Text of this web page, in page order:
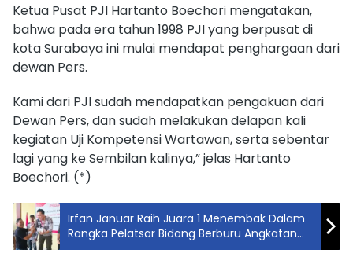
Ketua Pusat PJI Hartanto Boechori mengatakan,
bahwa pada era tahun 1998 PJI yang berpusat di
kota Surabaya ini mulai mendapat penghargaan dari
dewan Pers.
Kami dari PJI sudah mendapatkan pengakuan dari
Dewan Pers, dan sudah melakukan delapan kali
kegiatan Uji Kompetensi Wartawan, serta sebentar
lagi yang ke Sembilan kalinya,” jelas Hartanto
Boechori. (*)
Irfan Januar Raih Juara 1 Menembak Dalam
Rangka Pelatsar Bidang Berburu Angkatan
ke-VI Tahun 2024